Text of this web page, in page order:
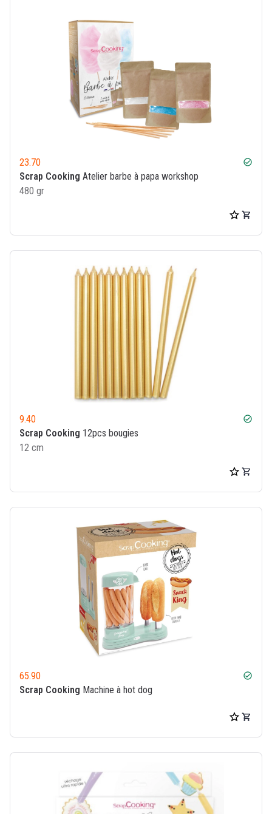
23.70 check_circle
Scrap Cooking Atelier barbe à papa workshop
480 gr
9.40 check_circle
Scrap Cooking 12pcs bougies
12 cm
65.90 check_circle
Scrap Cooking Machine à hot dog